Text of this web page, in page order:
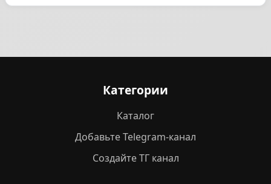
Категории
Каталог
Добавьте Telegram-канал
Создайте ТГ канал